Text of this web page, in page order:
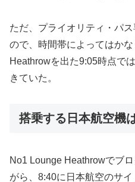
ただ、プライオリティ・パ
ので、時間帯によってはか
Heathrowを出た9:05時点で
きていた。
搭乗する日本航空機
No1 Lounge Heathrowでブ
がら、8:40に日本航空のサ